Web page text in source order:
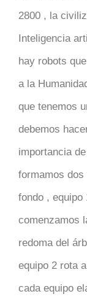
2800 , la
Inteligencia
hay robots
a la
que tenemos
debemos
importancia
formamos dos
fondo , equipo
comenzamos
redoma del
equipo 2 rota
cada equipo